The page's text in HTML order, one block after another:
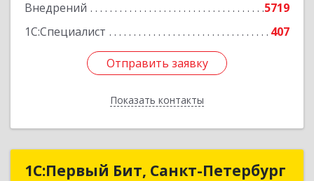
Внедрений
5719
1С:Специалист
407
Отправить заявку
Показать контакты
Отправить заявку
Назад
1С:Первый Бит, Санкт-Петербург
1С:Первый Бит, Санкт-Петербург